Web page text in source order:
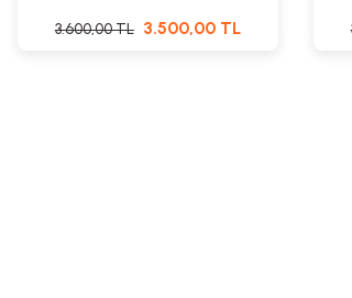
3.600,00 TL 3.500,00 TL